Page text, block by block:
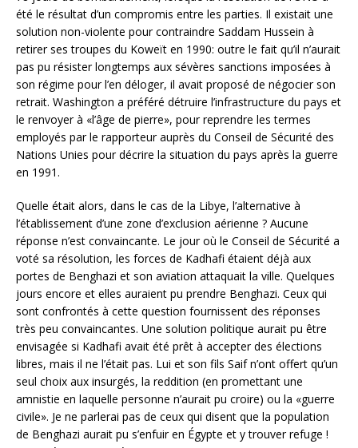
été le résultat d’un compromis entre les parties. Il existait une
solution non-violente pour contraindre Saddam Hussein à
retirer ses troupes du Koweït en 1990: outre le fait qu’il n’aurait
pas pu résister longtemps aux sévères sanctions imposées à
son régime pour l’en déloger, il avait proposé de négocier son
retrait. Washington a préféré détruire l’infrastructure du pays et
le renvoyer à «l’âge de pierre», pour reprendre les termes
employés par le rapporteur auprès du Conseil de Sécurité des
Nations Unies pour décrire la situation du pays après la guerre
en 1991.
Quelle était alors, dans le cas de la Libye, l’alternative à
l’établissement d’une zone d’exclusion aérienne ? Aucune
réponse n’est convaincante. Le jour où le Conseil de Sécurité a
voté sa résolution, les forces de Kadhafi étaient déjà aux
portes de Benghazi et son aviation attaquait la ville. Quelques
jours encore et elles auraient pu prendre Benghazi. Ceux qui
sont confrontés à cette question fournissent des réponses
très peu convaincantes. Une solution politique aurait pu être
envisagée si Kadhafi avait été prêt à accepter des élections
libres, mais il ne l’était pas. Lui et son fils Saif n’ont offert qu’un
seul choix aux insurgés, la reddition (en promettant une
amnistie en laquelle personne n’aurait pu croire) ou la «guerre
civile». Je ne parlerai pas de ceux qui disent que la population
de Benghazi aurait pu s’enfuir en Égypte et y trouver refuge !